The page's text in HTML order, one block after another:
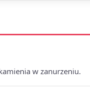
w zanurzeniu.